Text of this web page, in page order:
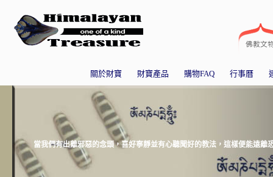
關於財寶 財寶產品 購物FAQ 行事曆
當我們有出離邪惡的念頭，喜好寧靜並有心聽聞好的教法，這樣便能遠離